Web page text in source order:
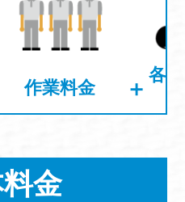
作業料金 ＋
各
金